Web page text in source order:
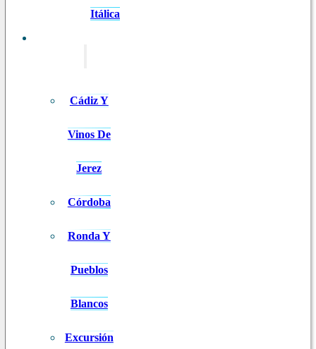
Itálica
Cádiz Y
Vinos De
Jerez
Córdoba
Ronda Y
Pueblos
Blancos
Excursión